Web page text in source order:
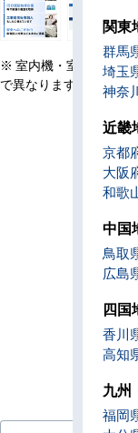
※ 室内機・室外機・リ
で異なります。
関東
群馬
埼玉
神奈
近畿
京都
大阪
和歌
中国
鳥取
広島
四国
香川
高知
九州
福岡